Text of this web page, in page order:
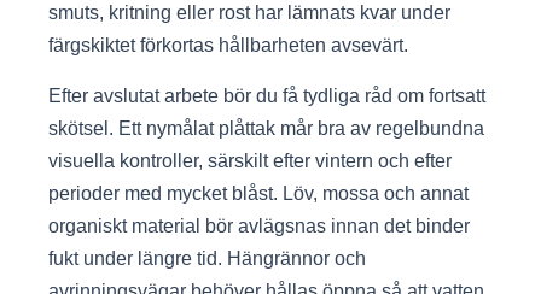
smuts, kritning eller rost har lämnats kvar under
färgskiktet förkortas hållbarheten avsevärt.
Efter avslutat arbete bör du få tydliga råd om fortsatt
skötsel. Ett nymålat plåttak mår bra av regelbundna
visuella kontroller, särskilt efter vintern och efter
perioder med mycket blåst. Löv, mossa och annat
organiskt material bör avlägsnas innan det binder
fukt under längre tid. Hängrännor och